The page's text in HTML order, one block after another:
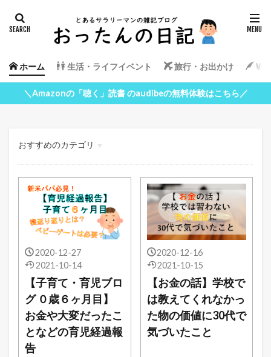
ホーム 生活・ライフイベント 旅行・お出かけ
＼Amazonの「聴く」読書 のaudibeの無料体験はこちら／
おすすめのカテゴリ
生活・ライフイベント
旅行・お出かけ
WordPress
2020-12-27
2021-10-14
【子育て・育児ブロ
グ ０歳６ヶ月目】
お金や大変だったこ
となどの育児経過報
告
2020-12-16
2021-10-15
【お金の話】学校で
は教えてくれなかっ
た物の価値に30代で
気づいたこと